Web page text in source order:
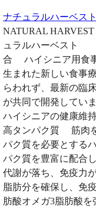
ナチュラルハーベス
NATURAL
ュラルハーベスト
合 ハイシニア用食
生まれた新しい食事
らわれず、最新の臨
が共同で開発してい
ハイシニアの健康維
高タンパク質 筋肉
パク質を必要とする
パク質を豊富に配
代謝が落ち、免疫力
脂肪分を確保し、免
肪酸オメガ3脂肪酸